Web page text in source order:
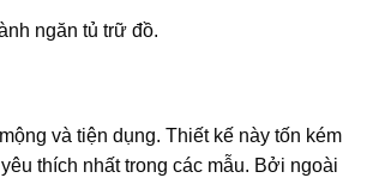
ngăn tủ trữ đồ.
và tiện dụng. Thiết kế này tốn kém
thích nhất trong các mẫu. Bởi ngoài